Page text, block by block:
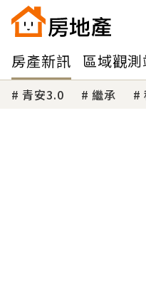
房產新訊 區域觀測
青安3.0 繼承